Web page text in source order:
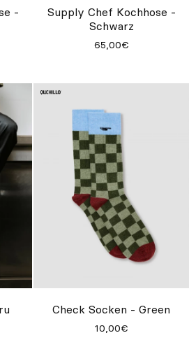
-
Supply Chef Kochhose -
Schwarz
65,00€
Check Socken - Green
10,00€